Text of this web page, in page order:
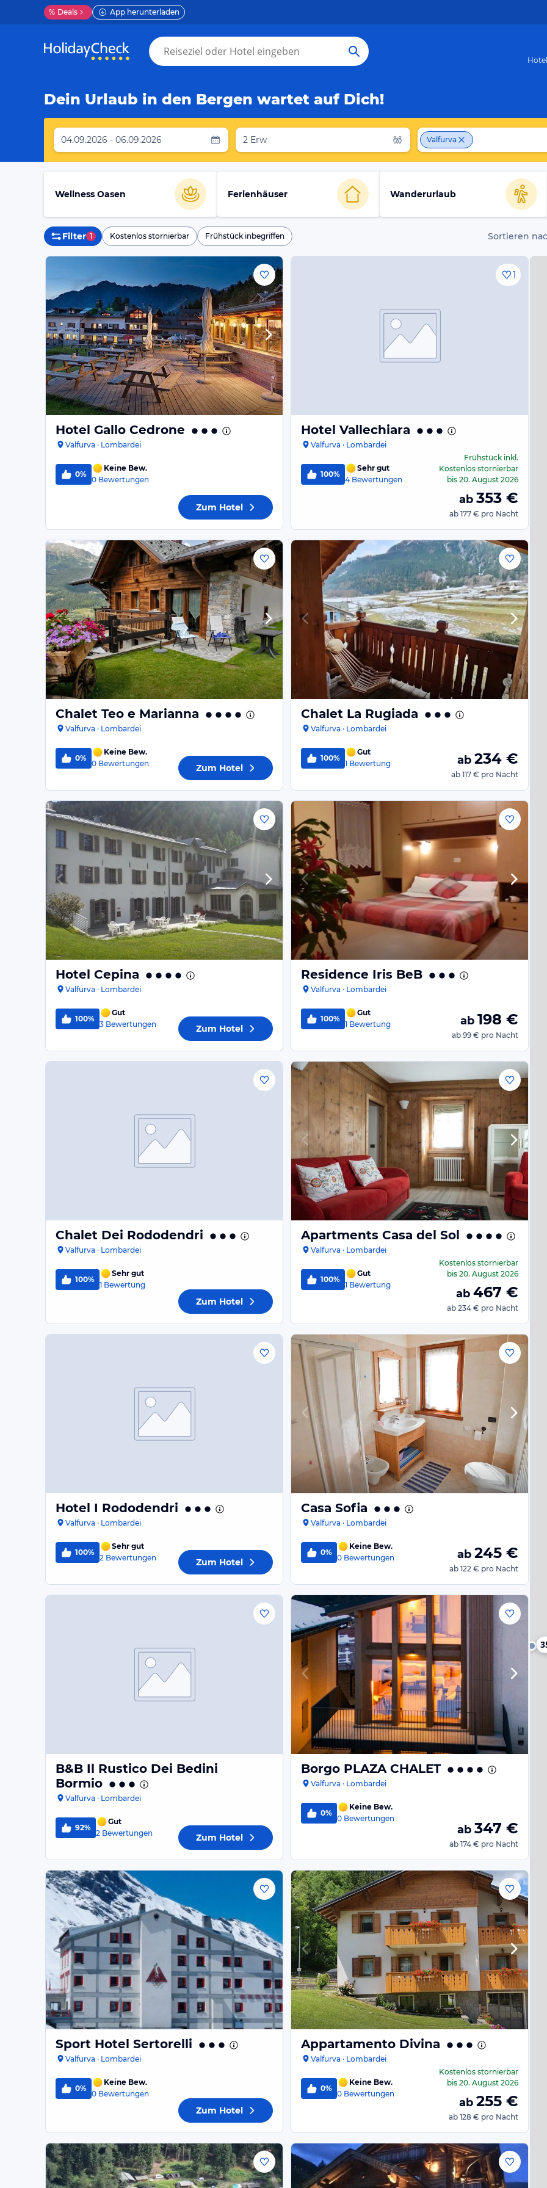
% Deals App herunterladen
Dein Urlaub in den Bergen wartet auf Dich!
04.09.2026 - 06.09.2026 2 Erw Valfurva
Wellness Oasen Ferienhäuser Wanderurlaub
Filter 1 Kostenlos stornierbar Frühstück inbegriffen Sortieren
Hotel Gallo Cedrone
Valfurva · Lombardei
0%
Keine Bew.
0 Bewertungen
Zum Hotel
1
Hotel Vallechiara
Valfurva · Lombardei
100%
Sehr gut
4 Bewertungen
Frühstück inkl.
Kostenlos stornierbar
bis 20. August 2026
ab 353 €
ab 177 € pro Nacht
Chalet Teo e Marianna
Valfurva · Lombardei
0%
Keine Bew.
0 Bewertungen Zum Hotel
Chalet La Rugiada
Valfurva · Lombardei
100%
Gut
1 Bewertung ab 234 €
ab 117 € pro Nacht
Hotel Cepina
Valfurva · Lombardei
100%
Gut
3 Bewertungen Zum Hotel
Residence Iris BeB
Valfurva · Lombardei
100%
Gut
1 Bewertung ab 198 €
ab 99 € pro Nacht
Chalet Dei Rododendri
Valfurva · Lombardei
100%
Sehr gut
1 Bewertung
Zum Hotel
Apartments Casa del Sol
Valfurva · Lombardei
100%
Gut
1 Bewertung
Kostenlos stornierbar
bis 20. August 2026
ab 467 €
ab 234 € pro Nacht
Hotel I Rododendri
Valfurva · Lombardei
100%
Sehr gut
2 Bewertungen Zum Hotel
Casa Sofia
Valfurva · Lombardei
0%
Keine Bew.
0 Bewertungen ab 245 €
ab 122 € pro Nacht
B&B Il Rustico Dei Bedini
Bormio
Valfurva · Lombardei
92%
Gut
2 Bewertungen Zum Hotel
Borgo PLAZA CHALET
Valfurva · Lombardei
0%
Keine Bew.
0 Bewertungen
ab 347 €
ab 174 € pro Nacht
Sport Hotel Sertorelli
Valfurva · Lombardei
0%
Keine Bew.
0 Bewertungen
Zum Hotel
Appartamento Divina
Valfurva · Lombardei
0%
Keine Bew.
0 Bewertungen
Kostenlos stornierbar
bis 20. August 2026
ab 255 €
ab 128 € pro Nacht
234 €
467 €
347 €